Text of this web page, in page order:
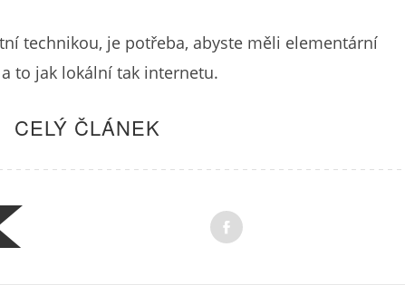
technikou, je potřeba, abyste měli elementární
to jak lokální tak internetu.
CELÝ ČLÁNEK